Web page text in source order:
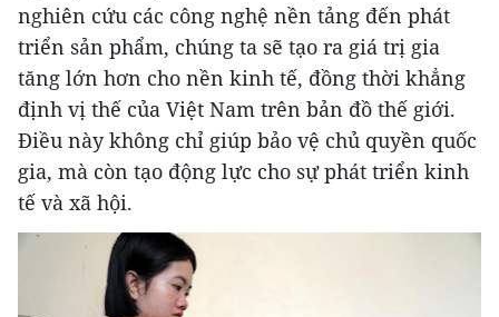
nghiên cứu các công nghệ nền tảng đến phát
triển sản phẩm, chúng ta sẽ tạo ra giá trị gia
tăng lớn hơn cho nền kinh tế, đồng thời khẳng
định vị thế của Việt Nam trên bản đồ thế giới.
Điều này không chỉ giúp bảo vệ chủ quyền quốc
gia, mà còn tạo động lực cho sự phát triển kinh
tế và xã hội.